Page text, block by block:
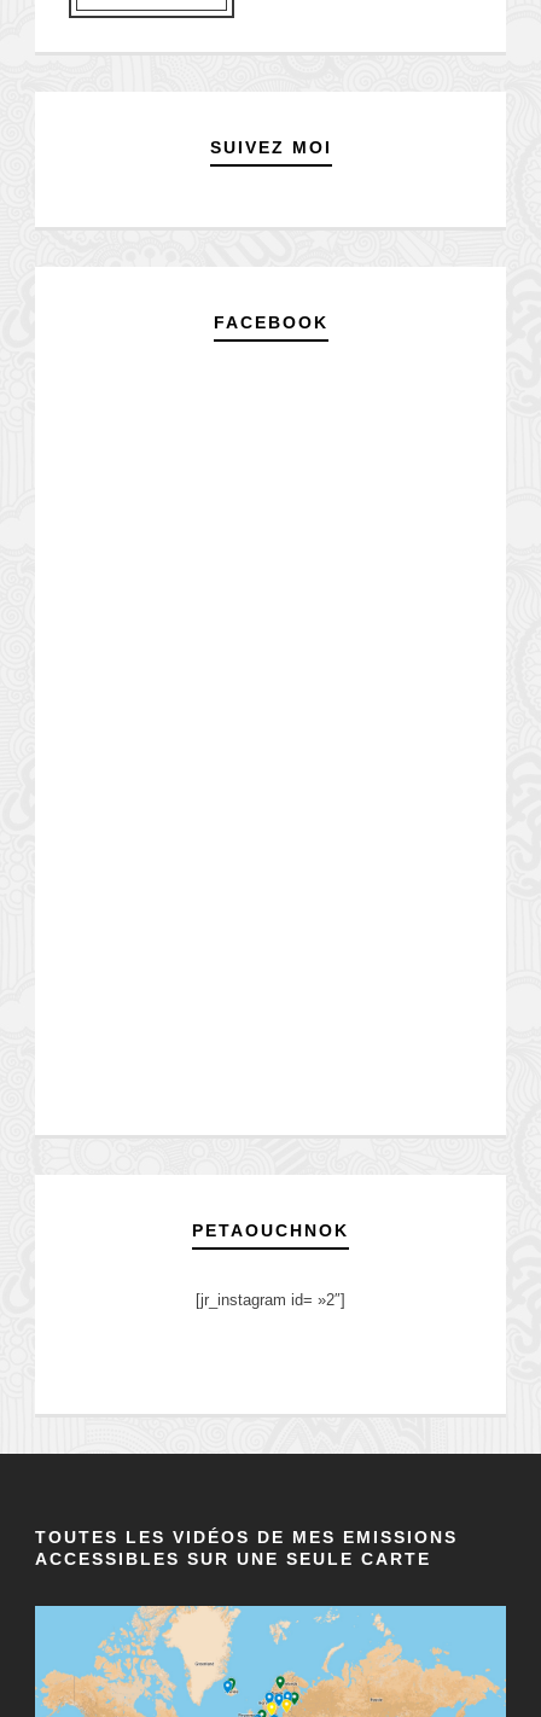
SUIVEZ MOI
FACEBOOK
PETAOUCHNOK
[jr_instagram id= »2″]
TOUTES LES VIDÉOS DE MES EMISSIONS
ACCESSIBLES SUR UNE SEULE CARTE